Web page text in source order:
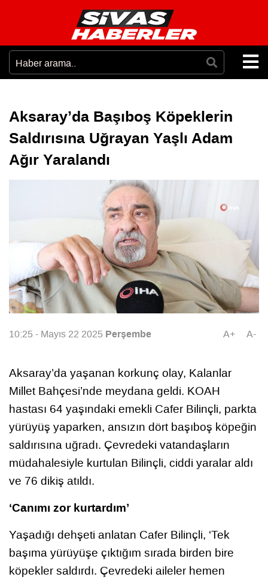
Aksaray’da Başıboş Köpeklerin
Saldırısına Uğrayan Yaşlı Adam
Ağır Yaralandı
10:25 - Mayıs 22 2025 Perşembe A+ A-
Aksaray’da yaşanan korkunç olay, Kalanlar
Millet Bahçesi’nde meydana geldi. KOAH
hastası 64 yaşındaki emekli Cafer Bilinçli, parkta
yürüyüş yaparken, ansızın dört başıboş köpeğin
saldırısına uğradı. Çevredeki vatandaşların
müdahalesiyle kurtulan Bilinçli, ciddi yaralar aldı
ve 76 dikiş atıldı.
‘Canımı zor kurtardım’
Yaşadığı dehşeti anlatan Cafer Bilinçli, ‘Tek
başıma yürüyüşe çıktığım sırada birden bire
köpekler saldırdı. Çevredeki aileler hemen